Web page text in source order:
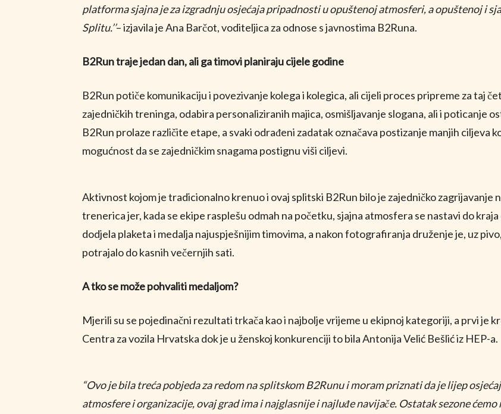
platforma sjajna je za izgradnju osjećaja pripadnosti u opuštenoj atmosferi, a opuštenoj i
Splitu.’’– izjavila je Ana Barčot, voditeljica za odnose s javnostima B2Runa.
B2Run traje jedan dan, ali ga timovi planiraju cijele godine
B2Run potiče komunikaciju i povezivanje kolega i kolegica, ali cijeli proces pripreme za taj
zajedničkih treninga, odabira personaliziranih majica, osmišljavanje slogana, ali i poticanje
B2Run prolaze različite etape, a svaki odrađeni zadatak označava postizanje manjih ciljeva
mogućnost da se zajedničkim snagama postignu viši ciljevi.
Aktivnost kojom je tradicionalno krenuo i ovaj splitski B2Run bilo je zajedničko
trenerica jer, kada se ekipe rasplešu odmah na početku, sjajna atmosfera se nastavi do
dodjela plaketa i medalja najuspješnijim timovima, a nakon fotografiranja druženje je, uz
potrajalo do kasnih večernjih sati.
A tko se može pohvaliti medaljom?
Mjerili su se pojedinačni rezultati trkača kao i najbolje vrijeme u ekipnoj kategoriji, a prvi je
Centra za vozila Hrvatska dok je u ženskoj konkurenciji to bila Antonija Velić Bešlić iz HEP-a.
“Ovo je bila treća pobjeda za redom na splitskom B2Runu i moram priznati da je lijep
atmosfere i organizacije, ovaj grad ima i najglasnije i najluđe navijače. Ostatak sezone